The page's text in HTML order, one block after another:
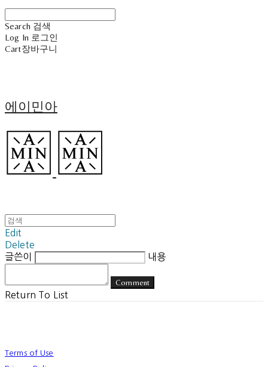
Search 검색
Log In 로그인
Cart장바구니
에이민아
Edit
Delete
글쓴이
내용
Comment
Return To List
Terms of Use